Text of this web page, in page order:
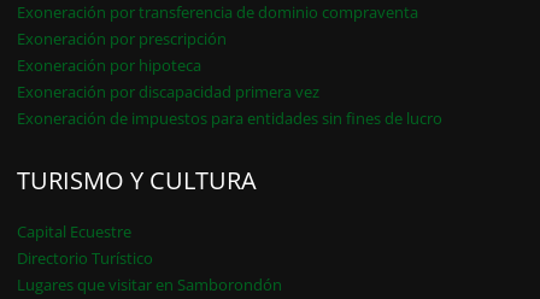
Exoneración por transferencia de dominio compraventa
Exoneración por prescripción
Exoneración por hipoteca
Exoneración por discapacidad primera vez
Exoneración de impuestos para entidades sin fines de lucro
TURISMO Y CULTURA
Capital Ecuestre
Directorio Turístico
Lugares que visitar en Samborondón